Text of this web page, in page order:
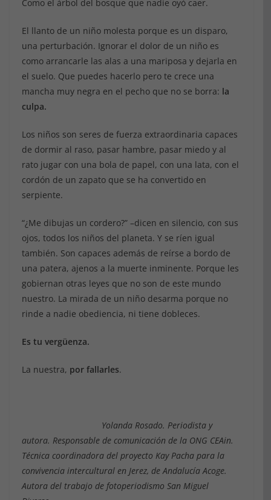
Como el árbol del bosque que nadie oyó caer.
El llanto de un niño molesta porque es un disparo,
una perturbación. Ignorar el dolor de un niño es
como arrancarle las alas a una mariposa y dejarla en
el suelo. Que puedes hacerlo pero te crece una
mancha muy negra en el pecho que no se borra: la
culpa.
Los niños son seres de fuerza extraordinaria capaces
de dormir al raso, pasar hambre, pasar miedo y al
rato jugar con una bola de papel, con una lata, con el
cordón de un zapato que se ha convertido en
serpiente.
“¿Me dibujas un cordero?” –dicen en silencio, con sus
ojos, todos los niños del planeta. Y se ríen igual
también. Son capaces además de reírse a bordo de
una patera, ajenos a la muerte inminente. Porque les
gobiernan otras leyes que no son de este mundo
nuestro. La mirada de un niño desarma porque no
rinde a nadie obediencia, ni tiene dobleces.
Es tu vergüenza.
La nuestra, por fallarles.
Yolanda Rosado. Periodista y
autora. Responsable de comunicación de la ONG CEAin.
Técnica coordinadora del proyecto Kay Pacha para la
convivencia intercultural en Jerez, de Andalucía Acoge.
Autora del trabajo de fotoperiodismo San Miguel